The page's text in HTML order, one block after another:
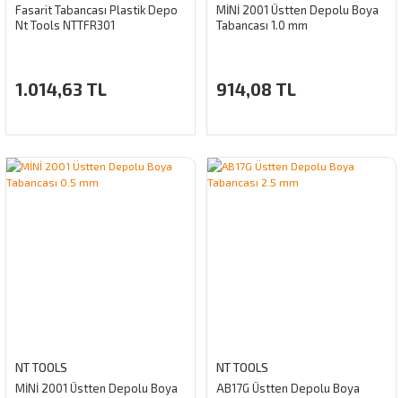
Fasarit Tabancası Plastik Depo
Nt Tools NTTFR301
1.014,63 TL
MİNİ 2001 Üstten Depolu Boya
Tabancası 1.0 mm
914,08 TL
NT TOOLS
MİNİ 2001 Üstten Depolu Boya
NT TOOLS
AB17G Üstten Depolu Boya